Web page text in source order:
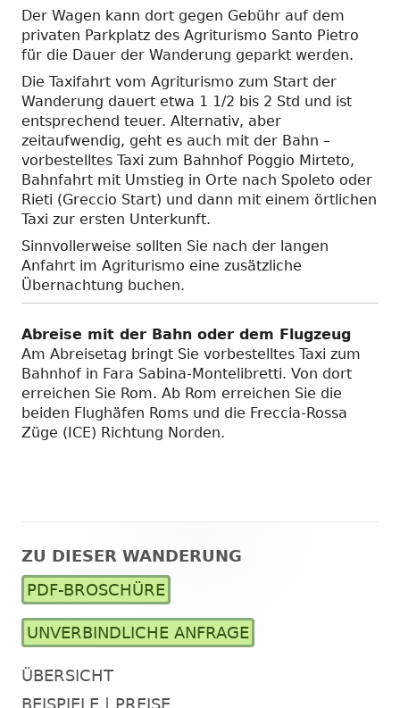
Der Wagen kann dort gegen Gebühr auf dem
privaten Parkplatz des Agriturismo Santo Pietro
für die Dauer der Wanderung geparkt werden.
Die Taxifahrt vom Agriturismo zum Start der
Wanderung dauert etwa 1 1/2 bis 2 Std und ist
entsprechend teuer. Alternativ, aber
zeitaufwendig, geht es auch mit der Bahn –
vorbestelltes Taxi zum Bahnhof Poggio Mirteto,
Bahnfahrt mit Umstieg in Orte nach Spoleto oder
Rieti (Greccio Start) und dann mit einem örtlichen
Taxi zur ersten Unterkunft.
Sinnvollerweise sollten Sie nach der langen
Anfahrt im Agriturismo eine zusätzliche
Übernachtung buchen.
Abreise mit der Bahn oder dem Flugzeug
Am Abreisetag bringt Sie vorbestelltes Taxi zum
Bahnhof in Fara Sabina-Montelibretti. Von dort
erreichen Sie Rom. Ab Rom erreichen Sie die
beiden Flughäfen Roms und die Freccia-Rossa
Züge (ICE) Richtung Norden.
Haupt-
Seitenleiste
ZU DIESER WANDERUNG
PDF-BROSCHÜRE
UNVERBINDLICHE ANFRAGE
ÜBERSICHT
BEISPIELE | PREISE